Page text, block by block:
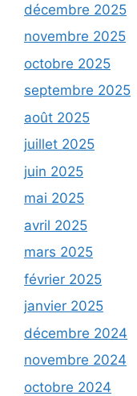
décembre 2025
novembre 2025
octobre 2025
septembre 2025
août 2025
juillet 2025
juin 2025
mai 2025
avril 2025
mars 2025
février 2025
janvier 2025
décembre 2024
novembre 2024
octobre 2024